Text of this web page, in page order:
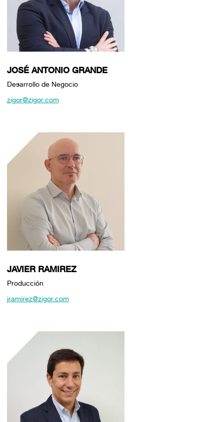
JOSÉ ANTONIO GRANDE
Desarrollo de Negocio
zigor@zigor.com
JAVIER RAMIREZ
Producción
jramirez@zigor.com